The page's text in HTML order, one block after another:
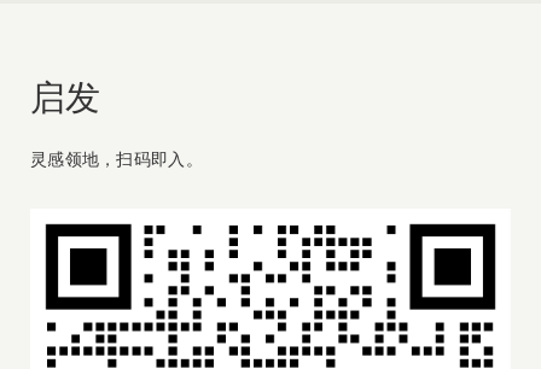
启发
灵感领地，扫码即入。